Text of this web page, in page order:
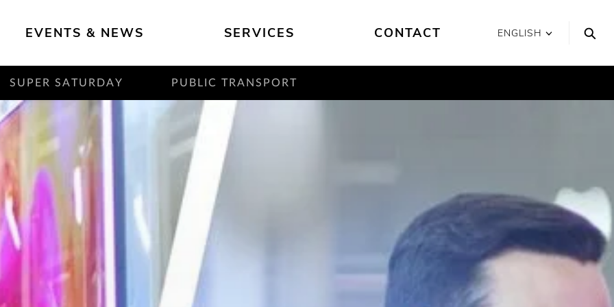
EVENTS & NEWS SERVICES CONTACT ENGLISH
SUPER SATURDAY PUBLIC TRANSPORT